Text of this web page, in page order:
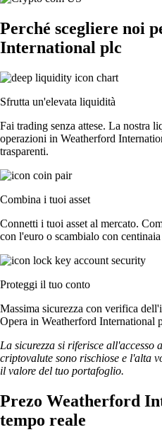
Perché scegliere noi
International plc
Sfrutta un'elevata liquidità
Fai trading senza attese. La nostra
operazioni in Weatherford
trasparenti.
Combina i tuoi asset
Connetti i tuoi asset al mercato.
con l'euro o scambialo con
Proteggi il tuo conto
Massima sicurezza con verifica
Opera in Weatherford International
La sicurezza si riferisce all'accesso
criptovalute sono rischiose e l'alta
il valore del tuo portafoglio.
Prezo Weatherford
tempo reale